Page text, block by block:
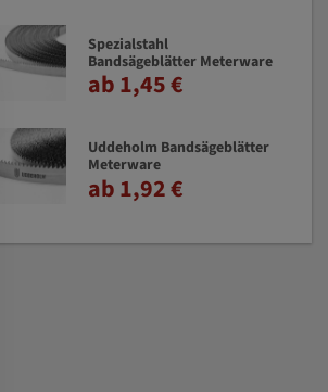
Spezialstahl
Bandsägeblätter Meterware
ab 1,45 €
Uddeholm Bandsägeblätter
Meterware
ab 1,92 €